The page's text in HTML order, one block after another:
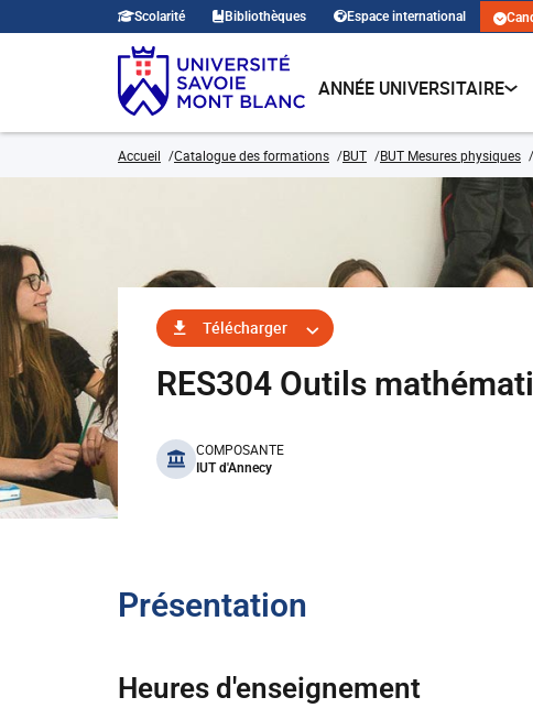
Scolarité Bibliothèques Espace international
ANNÉE UNIVERSITAIRE
Accueil Catalogue des formations BUT BUT Mesures physiques
Télécharger
RES304 Outils
benefits
COMPOSANTE
IUT d'Annecy
Présentation
Heures d'enseignement